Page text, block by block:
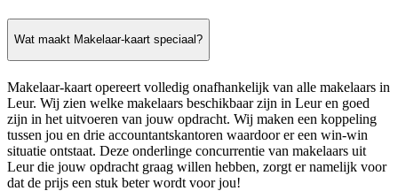
Wat maakt Makelaar-kaart speciaal?
Makelaar-kaart opereert volledig onafhankelijk van alle makelaars in
Leur. Wij zien welke makelaars beschikbaar zijn in Leur en goed
zijn in het uitvoeren van jouw opdracht. Wij maken een koppeling
tussen jou en drie accountantskantoren waardoor er een win-win
situatie ontstaat. Deze onderlinge concurrentie van makelaars uit
Leur die jouw opdracht graag willen hebben, zorgt er namelijk voor
dat de prijs een stuk beter wordt voor jou!